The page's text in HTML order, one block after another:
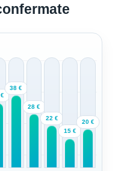
38 €
28 €
22 €
15 €
20 €